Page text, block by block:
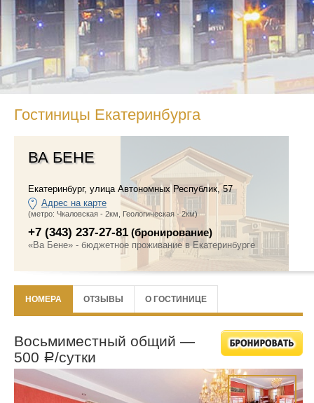
Гостиницы Екатеринбурга
ВА БЕНЕ
Екатеринбург, улица Автономных Республик, 57
Адрес на карте
(метро: Чкаловская - 2км, Геологическая - 2км)
+7 (343) 237-27-81 (бронирование)
«Ва Бене» - бюджетное проживание в Екатеринбурге
НОМЕРА ОТЗЫВЫ О ГОСТИНИЦЕ
Восьмиместный общий —
500 Р/сутки